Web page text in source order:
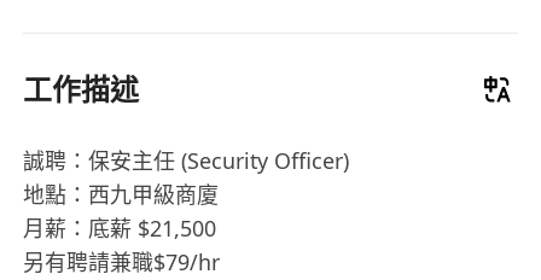
工作描述
誠聘：保安主任 (Security Officer)
地點：西九甲級商廈
月薪：底薪 $21,500
另有聘請兼職$79/hr